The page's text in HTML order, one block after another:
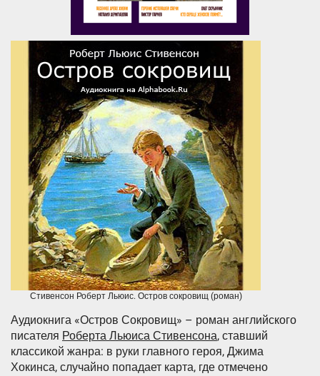
Стивенсон Роберт Льюис. Остров сокровищ (роман)
Аудиокнига «Остров Сокровищ» – роман английского
писателя Роберта Льюиса Стивенсона, ставший
классикой жанра: в руки главного героя, Джима
Хокинса, случайно попадает карта, где отмечено